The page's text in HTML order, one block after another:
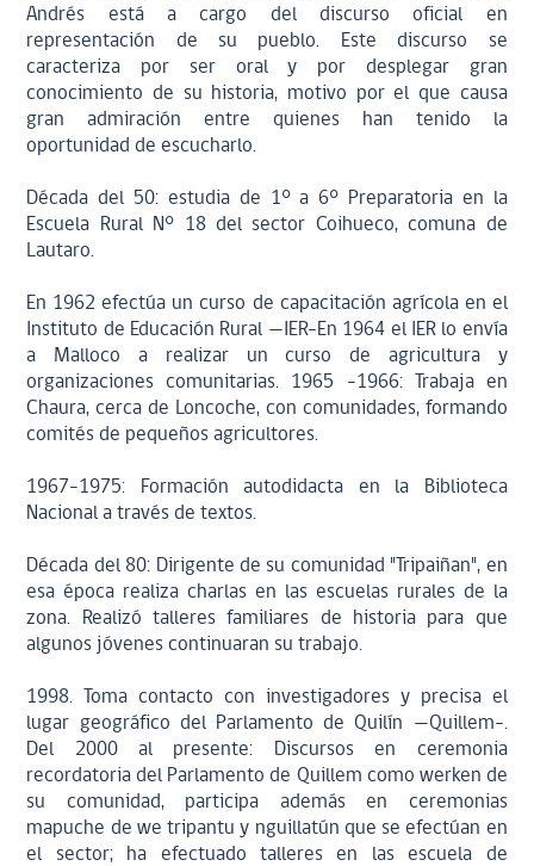
Andrés está a cargo del discurso oficial en
representación de su pueblo. Este discurso se
caracteriza por ser oral y por desplegar gran
conocimiento de su historia, motivo por el que causa
gran admiración entre quienes han tenido la
oportunidad de escucharlo.
Década del 50: estudia de 1° a 6° Preparatoria en la
Escuela Rural N° 18 del sector Coihueco, comuna de
Lautaro.
En 1962 efectúa un curso de capacitación agrícola en el
Instituto de Educación Rural —IER-En 1964 el IER lo envía
a Malloco a realizar un curso de agricultura y
organizaciones comunitarias. 1965 -1966: Trabaja en
Chaura, cerca de Loncoche, con comunidades, formando
comités de pequeños agricultores.
1967-1975: Formación autodidacta en la Biblioteca
Nacional a través de textos.
Década del 80: Dirigente de su comunidad "Tripaiñan", en
esa época realiza charlas en las escuelas rurales de la
zona. Realizó talleres familiares de historia para que
algunos jóvenes continuaran su trabajo.
1998. Toma contacto con investigadores y precisa el
lugar geográfico del Parlamento de Quilín —Quillem-.
Del 2000 al presente: Discursos en ceremonia
recordatoria del Parlamento de Quillem como werken de
su comunidad, participa además en ceremonias
mapuche de we tripantu y nguillatún que se efectúan en
el sector; ha efectuado talleres en las escuela de